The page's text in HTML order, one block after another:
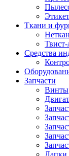
Ткани и
Твист-
Средства
Запчасти
Винты
Лапки